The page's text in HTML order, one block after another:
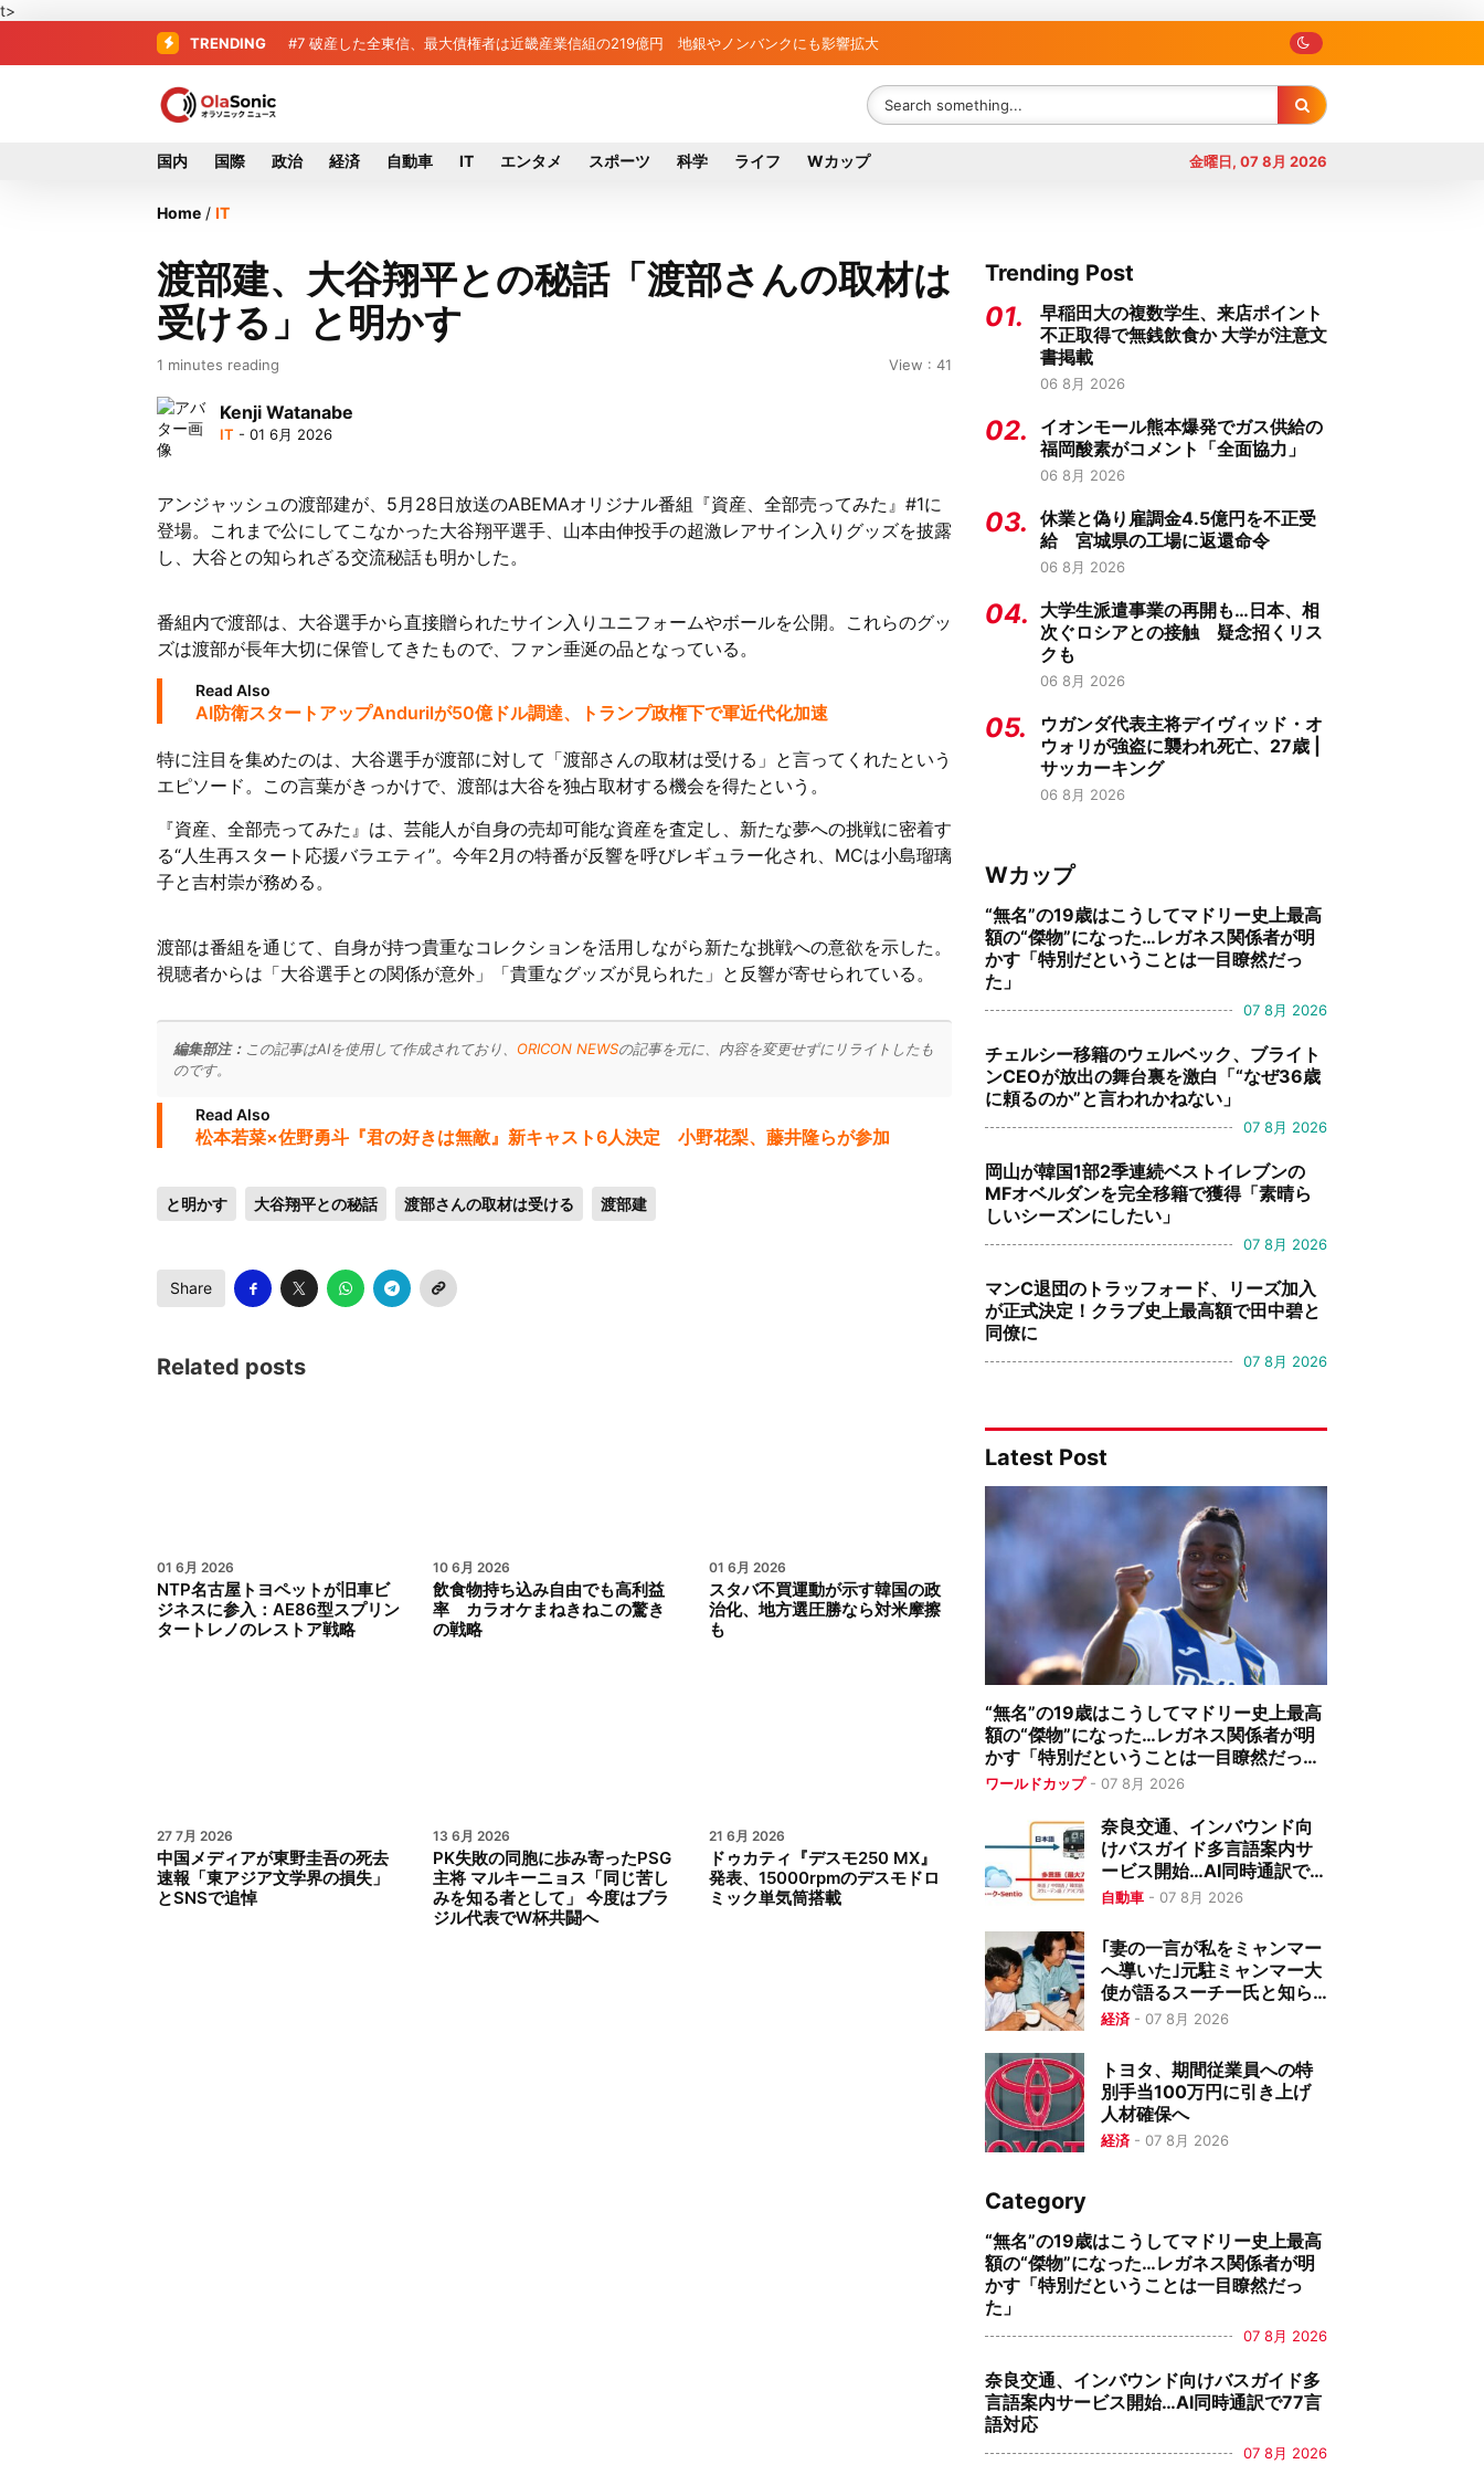
t>
TRENDING #7 破産した全東信、最大債権者は近畿産業信組の219億円 地銀やノンバンクにも影響拡大
国内 国際 政治 経済 自動車 IT エンタメ スポーツ 科学 ライフ Wカップ 金曜日, 07 8月 2026
Home / IT
渡部建、大谷翔平との秘話「渡部さんの取材は
受ける」と明かす
1 minutes reading View : 41
Kenji Watanabe
IT - 01 6月 2026
アンジャッシュの渡部建が、5月28日放送のABEMAオリジナル番組『資産、全部売ってみた』#1に
登場。これまで公にしてこなかった大谷翔平選手、山本由伸投手の超激レアサイン入りグッズを披露
し、大谷との知られざる交流秘話も明かした。
番組内で渡部は、大谷選手から直接贈られたサイン入りユニフォームやボールを公開。これらのグッ
ズは渡部が長年大切に保管してきたもので、ファン垂涎の品となっている。
Read Also
AI防衛スタートアップAndurilが50億ドル調達、トランプ政権下で軍近代化加速
特に注目を集めたのは、大谷選手が渡部に対して「渡部さんの取材は受ける」と言ってくれたという
エピソード。この言葉がきっかけで、渡部は大谷を独占取材する機会を得たという。
『資産、全部売ってみた』は、芸能人が自身の売却可能な資産を査定し、新たな夢への挑戦に密着す
る“人生再スタート応援バラエティ”。今年2月の特番が反響を呼びレギュラー化され、MCは小島瑠璃
子と吉村崇が務める。
渡部は番組を通じて、自身が持つ貴重なコレクションを活用しながら新たな挑戦への意欲を示した。
視聴者からは「大谷選手との関係が意外」「貴重なグッズが見られた」と反響が寄せられている。
編集部注： この記事はAIを使用して作成されており、 ORICON NEWSの記事を元に、内容を変更せずにリライトしたも
のです。
Read Also
松本若菜×佐野勇斗『君の好きは無敵』新キャスト6人決定 小野花梨、藤井隆らが参加
と明かす 大谷翔平との秘話 渡部さんの取材は受ける 渡部建
Share
Related posts
01 6月 2026
NTP名古屋トヨペットが旧車ビ
ジネスに参入：AE86型スプリン
タートレノのレストア戦略
10 6月 2026
飲食物持ち込み自由でも高利益
率 カラオケまねきねこの驚き
の戦略
01 6月 2026
スタバ不買運動が示す韓国の政
治化、地方選圧勝なら対米摩擦
も
27 7月 2026
中国メディアが東野圭吾の死去
速報「東アジア文学界の損失」
とSNSで追悼
13 6月 2026
PK失敗の同胞に歩み寄ったPSG
主将 マルキーニョス「同じ苦し
みを知る者として」 今度はブラ
ジル代表でW杯共闘へ
21 6月 2026
ドゥカティ『デスモ250 MX』
発表、15000rpmのデスモドロ
ミック単気筒搭載
Trending Post
01.
早稲田大の複数学生、来店ポイント
不正取得で無銭飲食か 大学が注意文
書掲載
06 8月 2026
02.
イオンモール熊本爆発でガス供給の
福岡酸素がコメント「全面協力」
06 8月 2026
03.
休業と偽り雇調金4.5億円を不正受
給 宮城県の工場に返還命令
06 8月 2026
04.
大学生派遣事業の再開も…日本、相
次ぐロシアとの接触 疑念招くリス
クも
06 8月 2026
05.
ウガンダ代表主将デイヴィッド・オ
ウォリが強盗に襲われ死亡、27歳 |
サッカーキング
06 8月 2026
Wカップ
“無名”の19歳はこうしてマドリー史上最高
額の“傑物”になった…レガネス関係者が明
かす「特別だということは一目瞭然だっ
た」
07 8月 2026
チェルシー移籍のウェルベック、ブライト
ンCEOが放出の舞台裏を激白「“なぜ36歳
に頼るのか”と言われかねない」
07 8月 2026
岡山が韓国1部2季連続ベストイレブンの
MFオベルダンを完全移籍で獲得「素晴ら
しいシーズンにしたい」
07 8月 2026
マンC退団のトラッフォード、リーズ加入
が正式決定！クラブ史上最高額で田中碧と
同僚に
07 8月 2026
Latest Post
“無名”の19歳はこうしてマドリー史上最高
額の“傑物”になった…レガネス関係者が明
かす「特別だということは一目瞭然だっ
た」
ワールドカップ- 07 8月 2026
奈良交通、インバウンド向
けバスガイド多言語案内サ
ービス開始…AI同時通訳で
77言語対応
自動車 - 07 8月 2026
｢妻の一言が私をミャンマー
へ導いた｣元駐ミャンマー大
使が語るスーチー氏と知ら
れざる歴史
経済 - 07 8月 2026
トヨタ、期間従業員への特
別手当100万円に引き上げ
人材確保へ
経済 - 07 8月 2026
Category
“無名”の19歳はこうしてマドリー史上最高
額の“傑物”になった…レガネス関係者が明
かす「特別だということは一目瞭然だっ
た」
07 8月 2026
奈良交通、インバウンド向けバスガイド多
言語案内サービス開始…AI同時通訳で77言
語対応
07 8月 2026